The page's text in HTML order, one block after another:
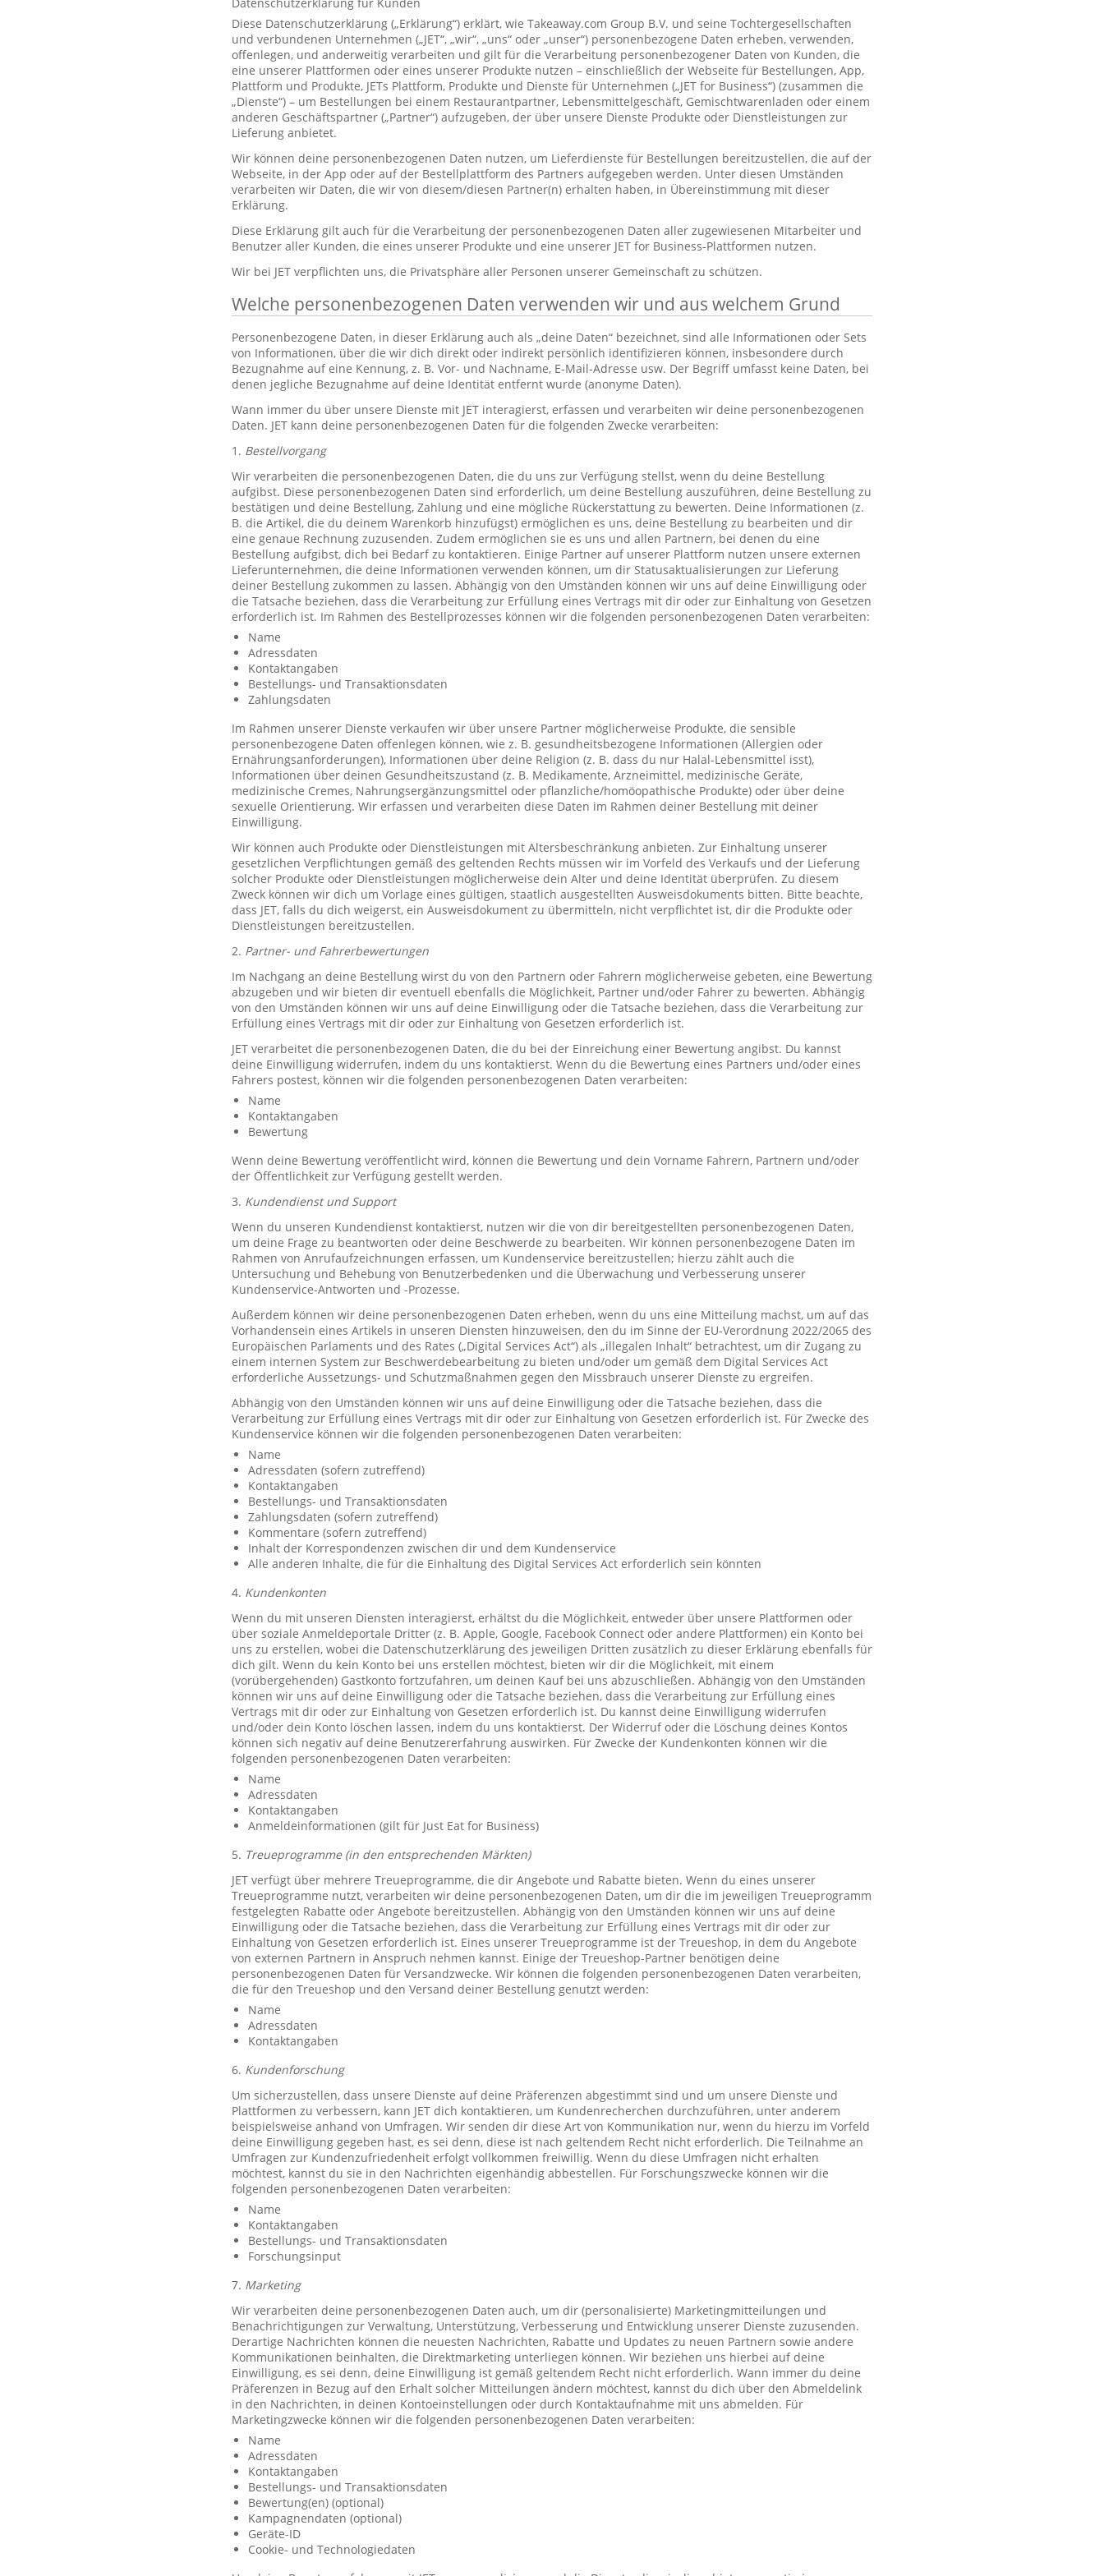
Diese Datenschutzerklärung („Erklärung“) erklärt, wie Takeaway.com Group B.V. und seine Tochtergesellschaften
und verbundenen Unternehmen („JET“, „wir“, „uns“ oder „unser“) personenbezogene Daten erheben, verwenden,
offenlegen, und anderweitig verarbeiten und gilt für die Verarbeitung personenbezogener Daten von Kunden, die
eine unserer Plattformen oder eines unserer Produkte nutzen – einschließlich der Webseite für Bestellungen, App,
Plattform und Produkte, JETs Plattform, Produkte und Dienste für Unternehmen („JET for Business“) (zusammen die
„Dienste“) – um Bestellungen bei einem Restaurantpartner, Lebensmittelgeschäft, Gemischtwarenladen oder einem
anderen Geschäftspartner („Partner“) aufzugeben, der über unsere Dienste Produkte oder Dienstleistungen zur
Lieferung anbietet.
Wir können deine personenbezogenen Daten nutzen, um Lieferdienste für Bestellungen bereitzustellen, die auf der
Webseite, in der App oder auf der Bestellplattform des Partners aufgegeben werden. Unter diesen Umständen
verarbeiten wir Daten, die wir von diesem/diesen Partner(n) erhalten haben, in Übereinstimmung mit dieser
Erklärung.
Diese Erklärung gilt auch für die Verarbeitung der personenbezogenen Daten aller zugewiesenen Mitarbeiter und
Benutzer aller Kunden, die eines unserer Produkte und eine unserer JET for Business-Plattformen nutzen.
Wir bei JET verpflichten uns, die Privatsphäre aller Personen unserer Gemeinschaft zu schützen.
Welche personenbezogenen Daten verwenden wir und aus welchem Grund
Personenbezogene Daten, in dieser Erklärung auch als „deine Daten“ bezeichnet, sind alle Informationen oder Sets
von Informationen, über die wir dich direkt oder indirekt persönlich identifizieren können, insbesondere durch
Bezugnahme auf eine Kennung, z. B. Vor- und Nachname, E-Mail-Adresse usw. Der Begriff umfasst keine Daten, bei
denen jegliche Bezugnahme auf deine Identität entfernt wurde (anonyme Daten).
Wann immer du über unsere Dienste mit JET interagierst, erfassen und verarbeiten wir deine personenbezogenen
Daten. JET kann deine personenbezogenen Daten für die folgenden Zwecke verarbeiten:
1. Bestellvorgang
Wir verarbeiten die personenbezogenen Daten, die du uns zur Verfügung stellst, wenn du deine Bestellung
aufgibst. Diese personenbezogenen Daten sind erforderlich, um deine Bestellung auszuführen, deine Bestellung zu
bestätigen und deine Bestellung, Zahlung und eine mögliche Rückerstattung zu bewerten. Deine Informationen (z.
B. die Artikel, die du deinem Warenkorb hinzufügst) ermöglichen es uns, deine Bestellung zu bearbeiten und dir
eine genaue Rechnung zuzusenden. Zudem ermöglichen sie es uns und allen Partnern, bei denen du eine
Bestellung aufgibst, dich bei Bedarf zu kontaktieren. Einige Partner auf unserer Plattform nutzen unsere externen
Lieferunternehmen, die deine Informationen verwenden können, um dir Statusaktualisierungen zur Lieferung
deiner Bestellung zukommen zu lassen. Abhängig von den Umständen können wir uns auf deine Einwilligung oder
die Tatsache beziehen, dass die Verarbeitung zur Erfüllung eines Vertrags mit dir oder zur Einhaltung von Gesetzen
erforderlich ist. Im Rahmen des Bestellprozesses können wir die folgenden personenbezogenen Daten verarbeiten:
Name
Adressdaten
Kontaktangaben
Bestellungs- und Transaktionsdaten
Zahlungsdaten
Im Rahmen unserer Dienste verkaufen wir über unsere Partner möglicherweise Produkte, die sensible
personenbezogene Daten offenlegen können, wie z. B. gesundheitsbezogene Informationen (Allergien oder
Ernährungsanforderungen), Informationen über deine Religion (z. B. dass du nur Halal-Lebensmittel isst),
Informationen über deinen Gesundheitszustand (z. B. Medikamente, Arzneimittel, medizinische Geräte,
medizinische Cremes, Nahrungsergänzungsmittel oder pflanzliche/homöopathische Produkte) oder über deine
sexuelle Orientierung. Wir erfassen und verarbeiten diese Daten im Rahmen deiner Bestellung mit deiner
Einwilligung.
Wir können auch Produkte oder Dienstleistungen mit Altersbeschränkung anbieten. Zur Einhaltung unserer
gesetzlichen Verpflichtungen gemäß des geltenden Rechts müssen wir im Vorfeld des Verkaufs und der Lieferung
solcher Produkte oder Dienstleistungen möglicherweise dein Alter und deine Identität überprüfen. Zu diesem
Zweck können wir dich um Vorlage eines gültigen, staatlich ausgestellten Ausweisdokuments bitten. Bitte beachte,
dass JET, falls du dich weigerst, ein Ausweisdokument zu übermitteln, nicht verpflichtet ist, dir die Produkte oder
Dienstleistungen bereitzustellen.
2. Partner- und Fahrerbewertungen
Im Nachgang an deine Bestellung wirst du von den Partnern oder Fahrern möglicherweise gebeten, eine Bewertung
abzugeben und wir bieten dir eventuell ebenfalls die Möglichkeit, Partner und/oder Fahrer zu bewerten. Abhängig
von den Umständen können wir uns auf deine Einwilligung oder die Tatsache beziehen, dass die Verarbeitung zur
Erfüllung eines Vertrags mit dir oder zur Einhaltung von Gesetzen erforderlich ist.
JET verarbeitet die personenbezogenen Daten, die du bei der Einreichung einer Bewertung angibst. Du kannst
deine Einwilligung widerrufen, indem du uns kontaktierst. Wenn du die Bewertung eines Partners und/oder eines
Fahrers postest, können wir die folgenden personenbezogenen Daten verarbeiten:
Name
Kontaktangaben
Bewertung
Wenn deine Bewertung veröffentlicht wird, können die Bewertung und dein Vorname Fahrern, Partnern und/oder
der Öffentlichkeit zur Verfügung gestellt werden.
3. Kundendienst und Support
Wenn du unseren Kundendienst kontaktierst, nutzen wir die von dir bereitgestellten personenbezogenen Daten,
um deine Frage zu beantworten oder deine Beschwerde zu bearbeiten. Wir können personenbezogene Daten im
Rahmen von Anrufaufzeichnungen erfassen, um Kundenservice bereitzustellen; hierzu zählt auch die
Untersuchung und Behebung von Benutzerbedenken und die Überwachung und Verbesserung unserer
Kundenservice-Antworten und -Prozesse.
Außerdem können wir deine personenbezogenen Daten erheben, wenn du uns eine Mitteilung machst, um auf das
Vorhandensein eines Artikels in unseren Diensten hinzuweisen, den du im Sinne der EU-Verordnung 2022/2065 des
Europäischen Parlaments und des Rates („Digital Services Act“) als „illegalen Inhalt“ betrachtest, um dir Zugang zu
einem internen System zur Beschwerdebearbeitung zu bieten und/oder um gemäß dem Digital Services Act
erforderliche Aussetzungs- und Schutzmaßnahmen gegen den Missbrauch unserer Dienste zu ergreifen.
Abhängig von den Umständen können wir uns auf deine Einwilligung oder die Tatsache beziehen, dass die
Verarbeitung zur Erfüllung eines Vertrags mit dir oder zur Einhaltung von Gesetzen erforderlich ist. Für Zwecke des
Kundenservice können wir die folgenden personenbezogenen Daten verarbeiten:
Name
Adressdaten (sofern zutreffend)
Kontaktangaben
Bestellungs- und Transaktionsdaten
Zahlungsdaten (sofern zutreffend)
Kommentare (sofern zutreffend)
Inhalt der Korrespondenzen zwischen dir und dem Kundenservice
Alle anderen Inhalte, die für die Einhaltung des Digital Services Act erforderlich sein könnten
4. Kundenkonten
Wenn du mit unseren Diensten interagierst, erhältst du die Möglichkeit, entweder über unsere Plattformen oder
über soziale Anmeldeportale Dritter (z. B. Apple, Google, Facebook Connect oder andere Plattformen) ein Konto bei
uns zu erstellen, wobei die Datenschutzerklärung des jeweiligen Dritten zusätzlich zu dieser Erklärung ebenfalls für
dich gilt. Wenn du kein Konto bei uns erstellen möchtest, bieten wir dir die Möglichkeit, mit einem
(vorübergehenden) Gastkonto fortzufahren, um deinen Kauf bei uns abzuschließen. Abhängig von den Umständen
können wir uns auf deine Einwilligung oder die Tatsache beziehen, dass die Verarbeitung zur Erfüllung eines
Vertrags mit dir oder zur Einhaltung von Gesetzen erforderlich ist. Du kannst deine Einwilligung widerrufen
und/oder dein Konto löschen lassen, indem du uns kontaktierst. Der Widerruf oder die Löschung deines Kontos
können sich negativ auf deine Benutzererfahrung auswirken. Für Zwecke der Kundenkonten können wir die
folgenden personenbezogenen Daten verarbeiten:
Name
Adressdaten
Kontaktangaben
Anmeldeinformationen (gilt für Just Eat for Business)
5. Treueprogramme (in den entsprechenden Märkten)
JET verfügt über mehrere Treueprogramme, die dir Angebote und Rabatte bieten. Wenn du eines unserer
Treueprogramme nutzt, verarbeiten wir deine personenbezogenen Daten, um dir die im jeweiligen Treueprogramm
festgelegten Rabatte oder Angebote bereitzustellen. Abhängig von den Umständen können wir uns auf deine
Einwilligung oder die Tatsache beziehen, dass die Verarbeitung zur Erfüllung eines Vertrags mit dir oder zur
Einhaltung von Gesetzen erforderlich ist. Eines unserer Treueprogramme ist der Treueshop, in dem du Angebote
von externen Partnern in Anspruch nehmen kannst. Einige der Treueshop-Partner benötigen deine
personenbezogenen Daten für Versandzwecke. Wir können die folgenden personenbezogenen Daten verarbeiten,
die für den Treueshop und den Versand deiner Bestellung genutzt werden:
Name
Adressdaten
Kontaktangaben
6. Kundenforschung
Um sicherzustellen, dass unsere Dienste auf deine Präferenzen abgestimmt sind und um unsere Dienste und
Plattformen zu verbessern, kann JET dich kontaktieren, um Kundenrecherchen durchzuführen, unter anderem
beispielsweise anhand von Umfragen. Wir senden dir diese Art von Kommunikation nur, wenn du hierzu im Vorfeld
deine Einwilligung gegeben hast, es sei denn, diese ist nach geltendem Recht nicht erforderlich. Die Teilnahme an
Umfragen zur Kundenzufriedenheit erfolgt vollkommen freiwillig. Wenn du diese Umfragen nicht erhalten
möchtest, kannst du sie in den Nachrichten eigenhändig abbestellen. Für Forschungszwecke können wir die
folgenden personenbezogenen Daten verarbeiten:
Name
Kontaktangaben
Bestellungs- und Transaktionsdaten
Forschungsinput
7. Marketing
Wir verarbeiten deine personenbezogenen Daten auch, um dir (personalisierte) Marketingmitteilungen und
Benachrichtigungen zur Verwaltung, Unterstützung, Verbesserung und Entwicklung unserer Dienste zuzusenden.
Derartige Nachrichten können die neuesten Nachrichten, Rabatte und Updates zu neuen Partnern sowie andere
Kommunikationen beinhalten, die Direktmarketing unterliegen können. Wir beziehen uns hierbei auf deine
Einwilligung, es sei denn, deine Einwilligung ist gemäß geltendem Recht nicht erforderlich. Wann immer du deine
Präferenzen in Bezug auf den Erhalt solcher Mitteilungen ändern möchtest, kannst du dich über den Abmeldelink
in den Nachrichten, in deinen Kontoeinstellungen oder durch Kontaktaufnahme mit uns abmelden. Für
Marketingzwecke können wir die folgenden personenbezogenen Daten verarbeiten:
Name
Adressdaten
Kontaktangaben
Bestellungs- und Transaktionsdaten
Bewertung(en) (optional)
Kampagnendaten (optional)
Geräte-ID
Cookie- und Technologiedaten